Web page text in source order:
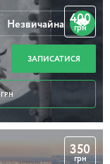
400
грн
ЗАПИСАТИСЯ
ГРН
Незвичайна
350
грн